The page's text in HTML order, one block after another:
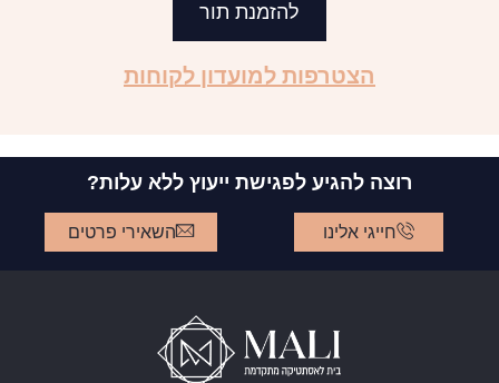
להזמנת תור
הצטרפות למועדון לקוחות
רוצה להגיע לפגישת ייעוץ ללא עלות?
חייגי אלינו השאירי פרטים